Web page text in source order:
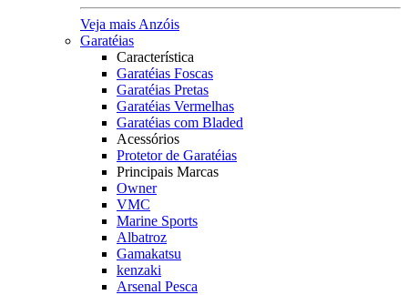
Veja mais Anzóis
Garatéias
Característica
Garatéias Foscas
Garatéias Pretas
Garatéias Vermelhas
Garatéias com Bladed
Acessórios
Protetor de Garatéias
Principais Marcas
Owner
VMC
Marine Sports
Albatroz
Gamakatsu
kenzaki
Arsenal Pesca